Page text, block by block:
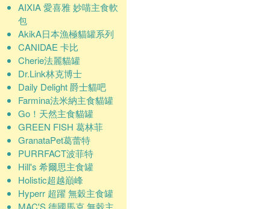
AIXIA 愛喜雅 妙喵主食軟
包
AkikA日本漁極貓罐系列
CANIDAE 卡比
Cherie法麗貓罐
Dr.Link林克博士
Daily Delight 爵士貓吧
Farmina法米納主食貓罐
Go！天然主食貓罐
GREEN FISH 葛林菲
GranataPet葛蕾特
PURRFACT波菲特
Hill's 希爾思主食罐
Holistic超越巔峰
Hyperr 超躍 無穀主食罐
MAC'S 德國馬克 無穀主